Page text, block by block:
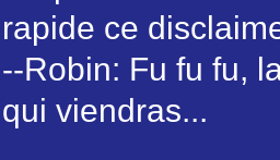
rapide ce
--Robin: Fu fu fu,
qui viendras...